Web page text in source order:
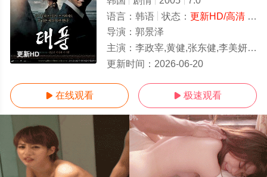
更新HD
语言： 韩语 状态： 更新HD/高清- 免费在线观看
导演： 郭景泽
主演： 李政宰,黄健,张东健,李美妍,郭仁俊,申星一,大卫·麦金尼斯,Wook·Heo,John·David·Di
更新时间： 2026-06-20
 在线观看  极速观看